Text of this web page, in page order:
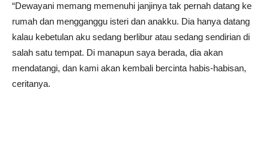
“Dewayani memang memenuhi janjinya tak pernah datang ke
rumah dan mengganggu isteri dan anakku. Dia hanya datang
kalau kebetulan aku sedang berlibur atau sedang sendirian di
salah satu tempat. Di manapun saya berada, dia akan
mendatangi, dan kami akan kembali bercinta habis-habisan,
ceritanya.